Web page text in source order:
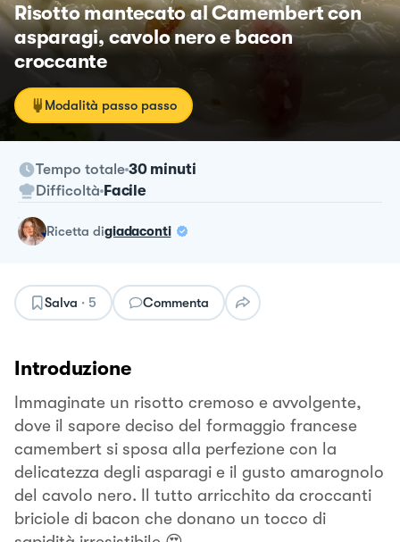
Risotto mantecato al Camembert con
asparagi, cavolo nero e bacon
croccante
Modalità passo passo
Tempo totale 30 minuti
Difficoltà Facile
ricetta digiadaconti
Salva · 5 Commenta
Introduzione
Immaginate un risotto cremoso e avvolgente,
dove il sapore deciso del formaggio francese
camembert si sposa alla perfezione con la
delicatezza degli asparagi e il gusto amarognolo
del cavolo nero. Il tutto arricchito da croccanti
briciole di bacon che donano un tocco di